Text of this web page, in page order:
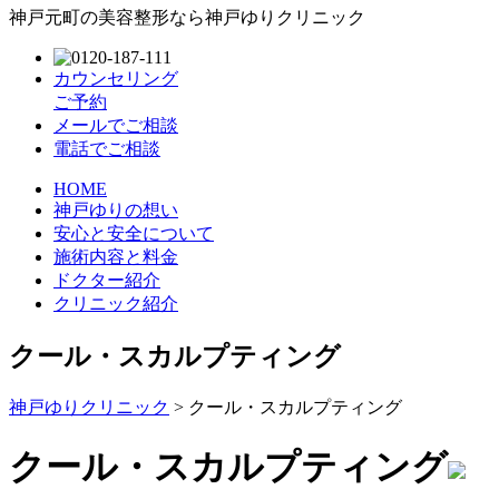
神戸元町の美容整形なら神戸ゆりクリニック
カウンセリング
ご予約
メールでご相談
電話でご相談
HOME
神戸ゆりの想い
安心と安全について
施術内容と料金
ドクター紹介
クリニック紹介
クール・スカルプティング
神戸ゆりクリニック > クール・スカルプティング
クール・スカルプティング